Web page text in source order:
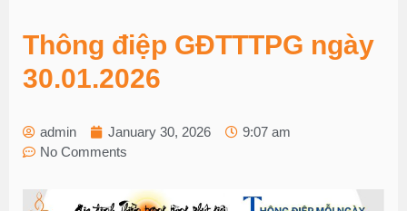
Thông điệp GĐTTTPG ngày
30.01.2026
admin January 30, 2026
9:07 am
No Comments